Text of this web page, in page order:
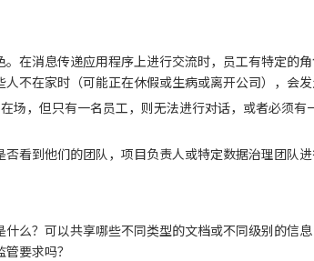
在消息传递应用程序上进行交流时，员工有特定的
不在家时（可能正在休假或生病或离开公司），会发
场，但只有一名员工，则无法进行对话，或者必须有
看到他们的团队，项目负责人或特定数据治理团队进
么？可以共享哪些不同类型的文档或不同级别的
要求吗？